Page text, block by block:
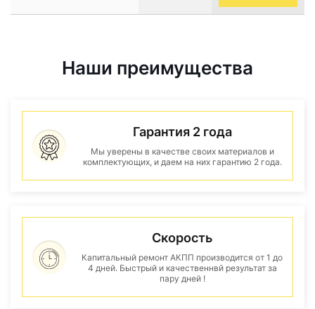
Наши преимущества
Гарантия 2 года
Мы уверены в качестве своих материалов и
комплектующих, и даем на них гарантию 2 года.
Скорость
Капитальный ремонт АКПП производится от 1 до
4 дней. Быстрый и качественнвй результат за
пару дней !